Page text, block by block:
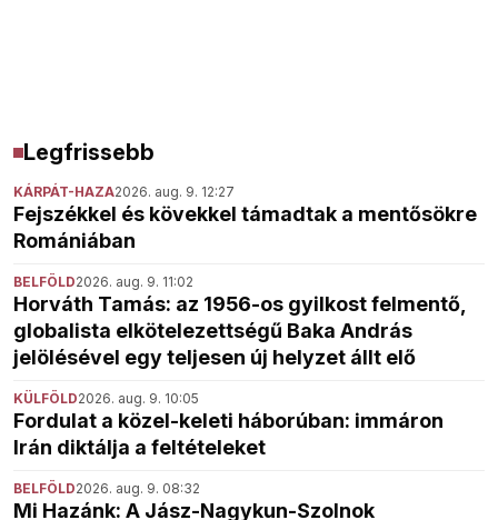
Legfrissebb
KÁRPÁT-HAZA2026. aug. 9. 12:27
Fejszékkel és kövekkel támadtak a mentősökre
Romániában
BELFÖLD2026. aug. 9. 11:02
Horváth Tamás: az 1956-os gyilkost felmentő,
globalista elkötelezettségű Baka András
jelölésével egy teljesen új helyzet állt elő
KÜLFÖLD2026. aug. 9. 10:05
Fordulat a közel-keleti háborúban: immáron
Irán diktálja a feltételeket
BELFÖLD2026. aug. 9. 08:32
Mi Hazánk: A Jász-Nagykun-Szolnok